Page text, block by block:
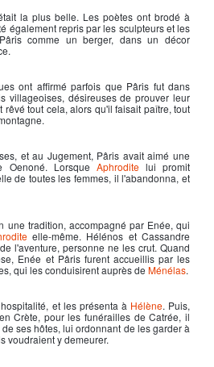
la plus belle. Les poètes ont brodé à
également repris par les sculpteurs et les
comme un berger, dans un décor
ont affirmé parfois que Pâris fut dans
villageoises, désireuses de prouver leur
tout cela, alors qu'il faisait paître, tout
et au Jugement, Pâris avait aimé une
Oenoné. Lorsque Aphroditelui promit
de toutes les femmes, il l'abandonna, et
une tradition, accompagné par Enée, qui
elle-même. Hélénos et Cassandre
l'aventure, personne ne les crut. Quand
Enée et Pâris furent accueillis par les
, qui les conduisirent auprès de Ménélas.
et les présenta à Hélène. Puis,
Crète, pour les funérailles de Catrée, il
ses hôtes, lui ordonnant de les garder à
voudraient y demeurer.